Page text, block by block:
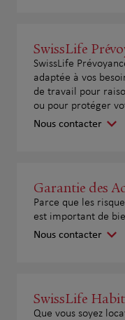
SwissLife
SwissLife
adaptée à vos
de travail pour
ou pour protéger
Nous contacter
Garantie des
Parce que les
est important de
Nous contacter
SwissLife
Que vous soyez